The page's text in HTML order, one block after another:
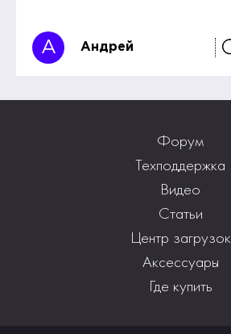
А Андрей
Форум
Техподдержка
Видео
Статьи
Центр загрузок
Аксессуары
Где купить